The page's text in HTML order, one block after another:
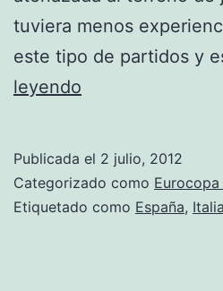
tuviera menos
este tipo de partidos y
leyendo
Europa
entera
Publicada el 2 julio, 2012
Categorizado como Eurocopa
Etiquetado como España, Italia